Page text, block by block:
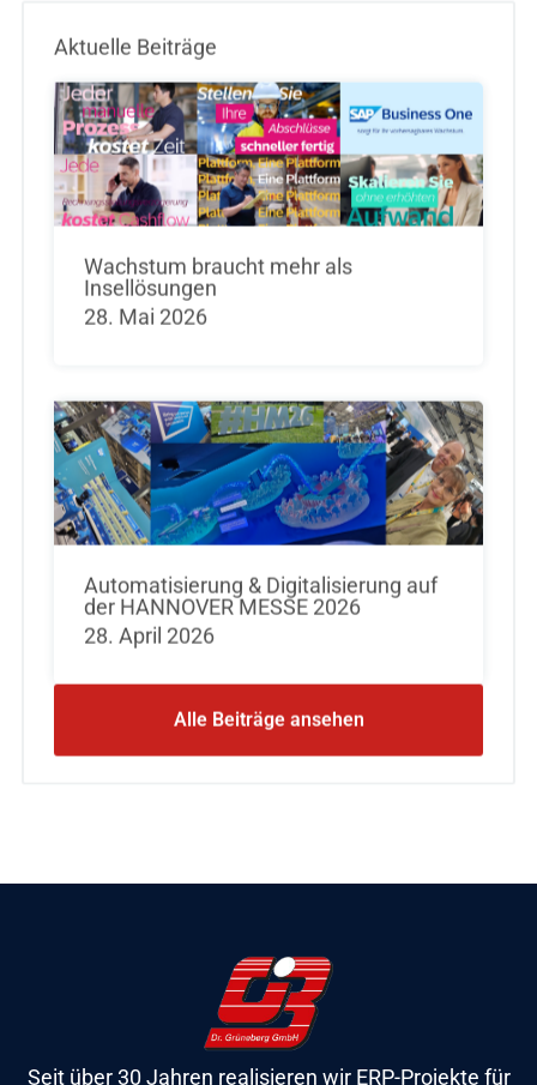
Aktuelle Beiträge
Wachstum braucht mehr als
Insellösungen
28. Mai 2026
Automatisierung & Digitalisierung auf
der HANNOVER MESSE 2026
28. April 2026
Alle Beiträge ansehen
Seit über 30 Jahren realisieren wir ERP-Projekte für